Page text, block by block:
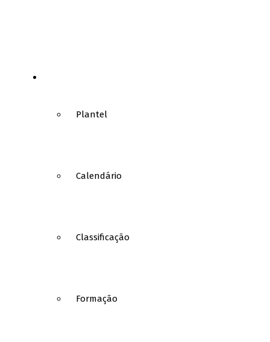
Plantel
Calendário
Classificação
Formação